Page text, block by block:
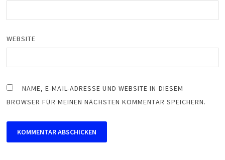
WEBSITE
NAME, E-MAIL-ADRESSE UND WEBSITE IN DIESEM
BROWSER FÜR MEINEN NÄCHSTEN KOMMENTAR SPEICHERN.